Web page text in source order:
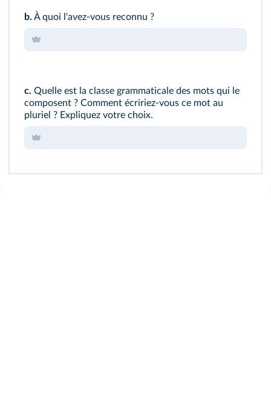
b. À quoi l'avez‑vous reconnu ?
c. Quelle est la classe grammaticale des mots qui le
composent ? Comment écririez‑vous ce mot au
pluriel ? Expliquez votre choix.